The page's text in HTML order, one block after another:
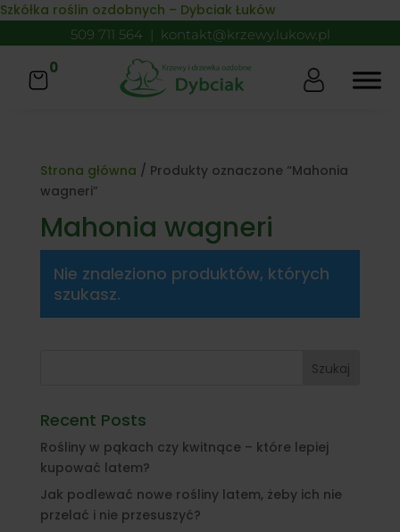
Skip to content
Szkółka roślin ozdobnych – Dybciak Łuków
509 711 564 | kontakt@krzewy.lukow.pl
0
Strona główna / Produkty oznaczone “Mahonia
wagneri”
Mahonia wagneri
Nie znaleziono produktów, których
szukasz.
Szukaj
Recent Posts
Rośliny w pąkach czy kwitnące – które lepiej
kupować latem?
Jak podlewać nowe rośliny latem, żeby ich nie
przelać i nie przesuszyć?